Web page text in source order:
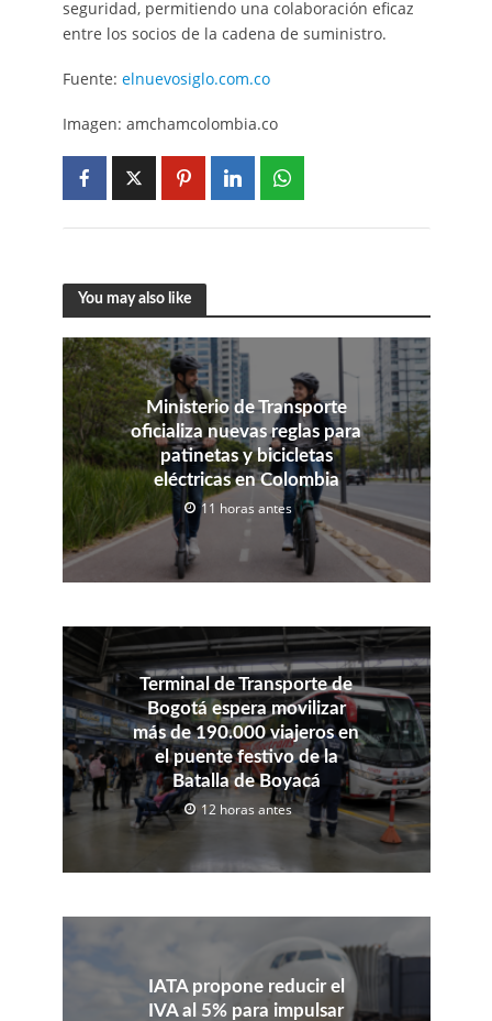
seguridad, permitiendo una colaboración eficaz
entre los socios de la cadena de suministro.
Fuente: elnuevosiglo.com.co
Imagen: amchamcolombia.co
You may also like
Ministerio de Transporte
oficializa nuevas reglas para
patinetas y bicicletas
eléctricas en Colombia
11 horas antes
Terminal de Transporte de
Bogotá espera movilizar
más de 190.000 viajeros en
el puente festivo de la
Batalla de Boyacá
12 horas antes
IATA propone reducir el
IVA al 5% para impulsar